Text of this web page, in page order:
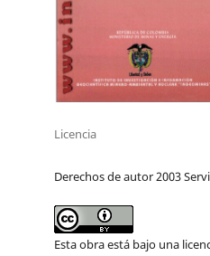
Licencia
Derechos de autor 2003
Esta obra está bajo una